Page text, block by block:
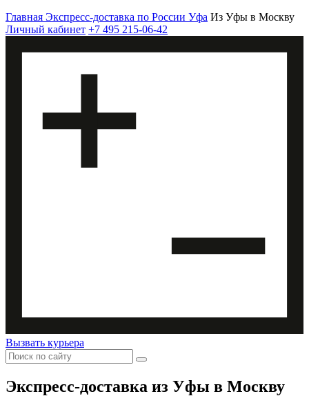
Главная Экспресс-доставка по России Уфа Из Уфы в Москву
Личный кабинет +7 495 215-06-42
Вызвать курьера
Экспресс-доставка из Уфы в Москву